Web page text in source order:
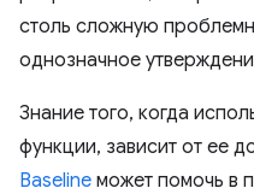
столь сложную
однозначное
Знание того, когда
функции, зависит от ее
Baseline может помочь в